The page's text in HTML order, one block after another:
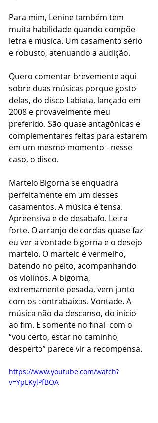
Para mim, Lenine também tem
muita habilidade quando compõe
letra e música. Um casamento sério
e robusto, atenuando a audição.
Quero comentar brevemente aqui
sobre duas músicas porque gosto
delas, do disco Labiata, lançado em
2008 e provavelmente meu
preferido. São quase antagônicas e
complementares feitas para estarem
em um mesmo momento - nesse
caso, o disco.
Martelo Bigorna se enquadra
perfeitamente em um desses
casamentos. A música é tensa.
Apreensiva e de desabafo. Letra
forte. O arranjo de cordas quase faz
eu ver a vontade bigorna e o desejo
martelo. O martelo é vermelho,
batendo no peito, acompanhando
os violinos. A bigorna,
extremamente pesada, vem junto
com os contrabaixos. Vontade. A
música não da descanso, do início
ao fim. E somente no final  com o
“vou certo, estar no caminho,
desperto” parece vir a recompensa.
https://www.youtube.com/watch?
v=YpLKylPfBOA